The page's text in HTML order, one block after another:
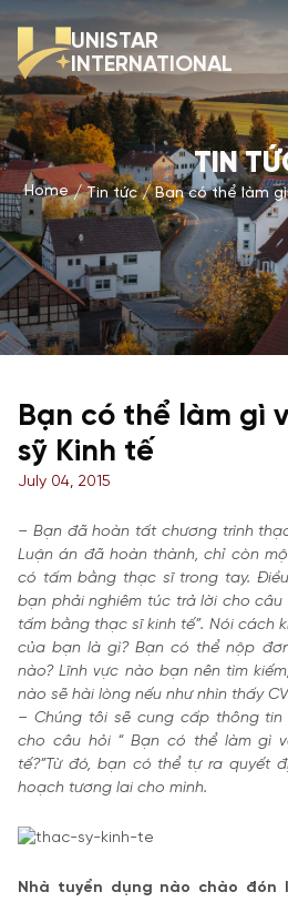
UNISTAR
INTERNATIONAL
TIN
Home Tin tức Bạn có thể làm
Bạn có thể làm gì
sỹ Kinh tế
July 04, 2015
– Bạn đã hoàn tất chương trình
Luận án đã hoàn thành, chỉ còn
có tấm bằng thạc sĩ trong tay.
bạn phải nghiêm túc trả lời cho
tấm bằng thạc sĩ kinh tế”. Nói cách
của bạn là gì? Bạn có thể nộp
nào? Lĩnh vực nào bạn nên tìm
nào sẽ hài lòng nếu như nhìn thấy
– Chúng tôi sẽ cung cấp thông
cho câu hỏi “ Bạn có thể làm gì
tế?”Từ đó, bạn có thể tự ra quyết
hoạch tương lai cho mình.
Nhà tuyển dụng nào chào đón